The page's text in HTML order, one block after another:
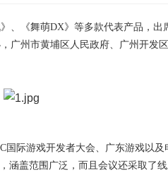
、《舞萌DX》等多款代表产品，出
广州市黄埔区人民政府、广州开发
际游戏开发者大会、广东游戏以及
涵盖范围广泛，而且会议还采取了